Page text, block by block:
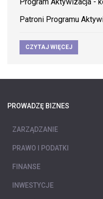
Patroni Programu
CZYTAJ WIĘCEJ
PROWADZĘ BIZNES
ZARZĄDZANIE
PRAWO I PODATKI
FINANSE
INWESTYCJE